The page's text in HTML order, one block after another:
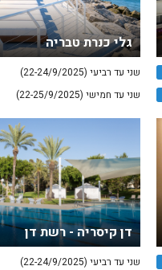
גלי כנרת טבריה
שני עד רביעי (22-24/9/2025)
שני עד חמישי (22-25/9/2025)
דן קיסריה - רשת דן
שני עד רביעי (22-24/9/2025)